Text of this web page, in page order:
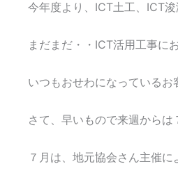
今年度より、ICT土工、ICT
まだまだ・・ICT活用工事に
いつもおせわになっている
さて、早いもので来週からは
７月は、地元協会さん主催